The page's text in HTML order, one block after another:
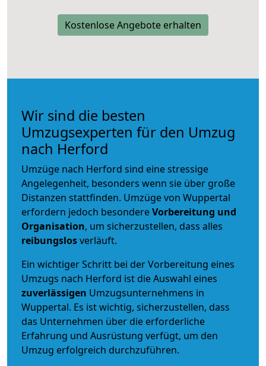
Kostenlose Angebote erhalten
Wir sind die besten
Umzugsexperten für den Umzug
nach Herford
Umzüge nach Herford sind eine stressige
Angelegenheit, besonders wenn sie über große
Distanzen stattfinden. Umzüge von Wuppertal
erfordern jedoch besondereVorbereitung und
Organisation, um sicherzustellen, dass alles
reibungslosverläuft.
Ein wichtiger Schritt bei der Vorbereitung eines
Umzugs nach Herford ist die Auswahl eines
zuverlässigen Umzugsunternehmens in
Wuppertal. Es ist wichtig, sicherzustellen, dass
das Unternehmen über die erforderliche
Erfahrung und Ausrüstung verfügt, um den
Umzug erfolgreich durchzuführen.